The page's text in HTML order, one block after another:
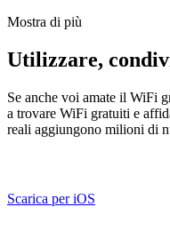
Mostra di più
Utilizzare,
Se anche voi amate il WiFi
a trovare WiFi gratuiti e
reali aggiungono milioni di
Scarica per iOS